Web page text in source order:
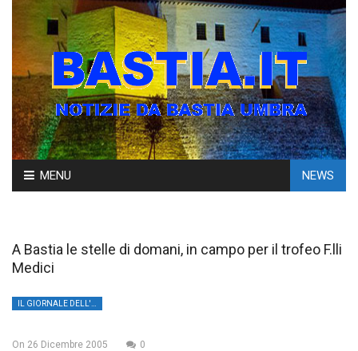
Skip
to
MENU NEWS
A Bastia le stelle di domani, in campo per il trofeo F.lli
Medici
On 26 Dicembre 2005 0